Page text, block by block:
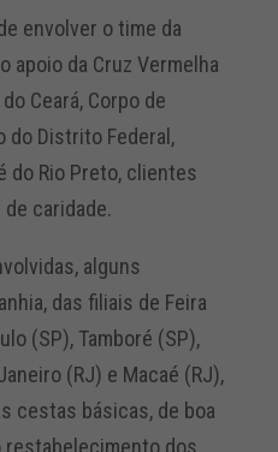
envolver o time da
apoio da Cruz Vermelha
Ceará, Corpo de
do Distrito Federal,
do Rio Preto, clientes
caridade.
alguns
das filiais de Feira
(SP), Tamboré (SP),
(RJ) e Macaé (RJ),
cestas básicas, de boa
restabelecimento dos